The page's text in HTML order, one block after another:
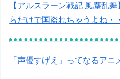
【アルスラーン戦記 風塵乱
らだけで国盗れちゃうよね・
「声優すげえ」ってなるアニ